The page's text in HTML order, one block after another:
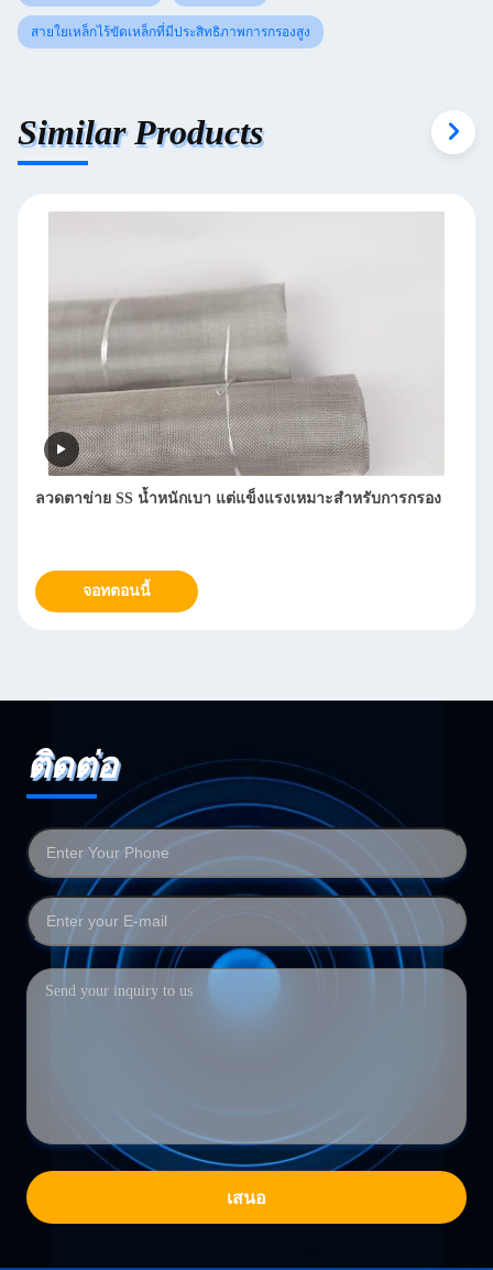
สายใยเหล็กไร้ขัดเหล็กที่มีประสิทธิภาพการกรองสูง
Similar Products
จุดเชื่อมต่อที่แน่นหนา ตาข่ายสแตนเลส น้ำหนักเบา แต่แข็งแรง
จอทตอนนี้
ติดต่อ
เสนอ